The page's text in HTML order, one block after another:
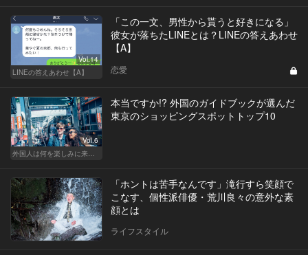
Vol.14
LINEの答えあわせ【A】
「この一文、男性から貰うと好きになる」
彼女が落ちたLINEとは？LINEの答えあわせ
【A】
恋愛
Vol.6
本当ですか!? 外国のガイドブックが選んだ
東京のショッピングスポットトップ10
「ホントは苦手なんです」滝行すら笑顔で
こなす、個性派俳優・荒川良々の意外な素
顔とは
ライフスタイル